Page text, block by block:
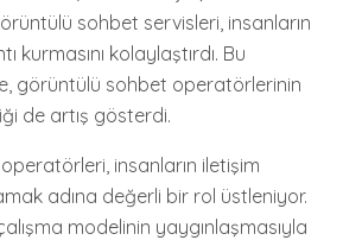
sohbet servisleri, insanların
kurmasını kolaylaştırdı. Bu
görüntülü sohbet operatörlerinin
de artış gösterdi.
insanların iletişim
adına değerli bir rol üstleniyor.
modelinin yaygınlaşmasıyla